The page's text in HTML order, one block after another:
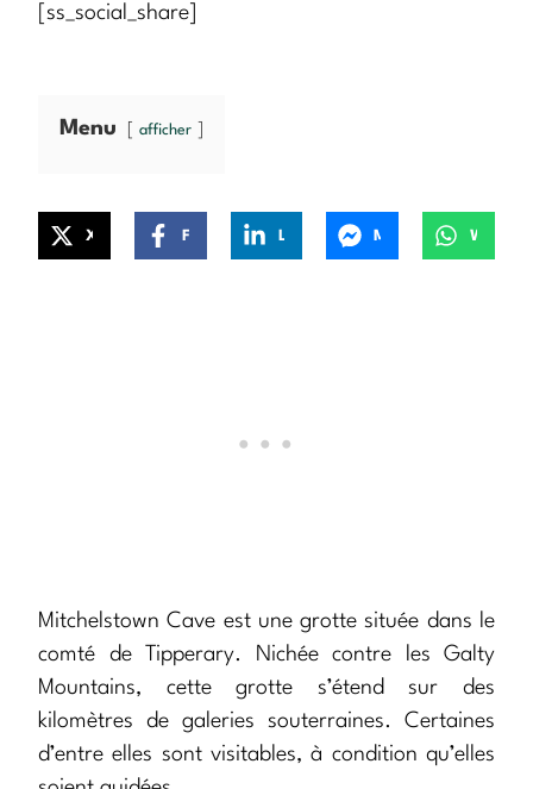
[ss_social_share]
Menu afficher
Mitchelstown Cave est une grotte située dans le
comté de Tipperary. Nichée contre les Galty
Mountains, cette grotte s’étend sur des
kilomètres de galeries souterraines. Certaines
d’entre elles sont visitables, à condition qu’elles